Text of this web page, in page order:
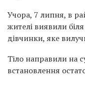
Учора, 7 липня, в
жителі виявили
дівчинки, яке
Тіло направили на
встановлення